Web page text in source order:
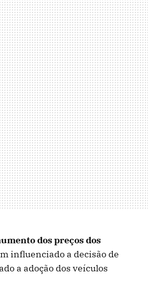
dos preços dos
influenciado a decisão de
a adoção dos veículos